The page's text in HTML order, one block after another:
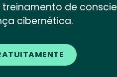
treinamento de
cibernética.